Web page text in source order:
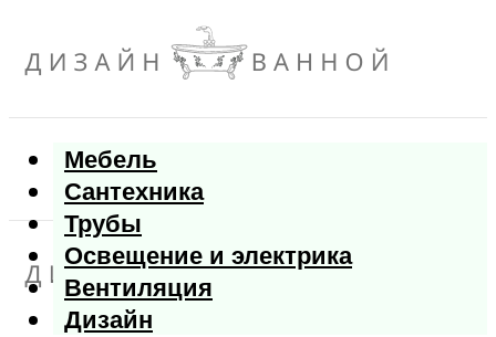
Мебель
Сантехника
Трубы
Освещение и электрика
Вентиляция
Дизайн